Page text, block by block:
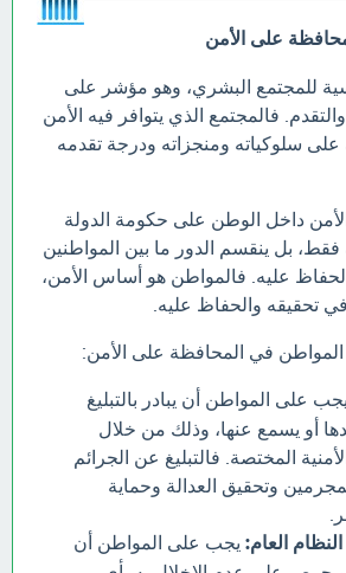
على الأمن
للمجتمع البشري، وهو مؤشر على
والتقدم. فالمجتمع الذي يتوافر فيه الأمن
سلوكياته ومنجزاته ودرجة تقدمه
داخل الوطن على حكومة الدولة
بل ينقسم الدور ما بين المواطنين
عليه. فالمواطن هو أساس الأمن،
تحقيقه والحفاظ عليه.
المواطن في المحافظة على الأمن:
يجب على المواطن أن يبادر بالتبليغ
أو يسمع عنها، وذلك من خلال
المختصة. فالتبليغ عن الجرائم
وتحقيق العدالة وحماية
العام: يجب على المواطن أن